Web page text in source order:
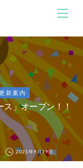
メ
ニ
ー
2021年9月19日
」オープン！！
新案内